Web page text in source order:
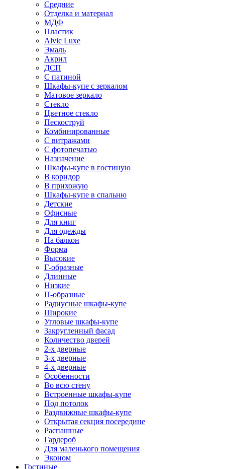
Средние
Отделка и материал
МДФ
Пластик
Alvic Luxe
Эмаль
Акрил
ДСП
С патиной
Шкафы-купе с зеркалом
Матовое зеркало
Стекло
Цветное стекло
Пескоструй
Комбинированные
С витражами
С фотопечатью
Назначение
Шкафы-купе в гостиную
В коридор
В прихожую
Шкафы-купе в спальню
Детские
Офисные
Для книг
Для одежды
На балкон
Форма
Высокие
Г-образные
Длинные
Низкие
П-образные
Радиусные шкафы-купе
Широкие
Угловые шкафы-купе
Закругленный фасад
Количество дверей
2-х дверные
3-х дверные
4-х дверные
Особенности
Во всю стену
Встроенные шкафы-купе
Под потолок
Раздвижные шкафы-купе
Открытая секция посередине
Распашные
Гардероб
Для маленького помещения
Эконом
Гостиные